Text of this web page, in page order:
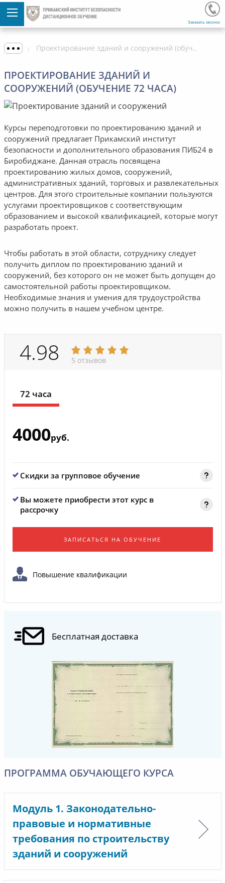
Заказать звонок
Проектирование зданий и сооружений (обучение 72 часа)
ПРОЕКТИРОВАНИЕ ЗДАНИЙ И
СООРУЖЕНИЙ (ОБУЧЕНИЕ 72 ЧАСА)
Курсы переподготовки по проектированию зданий и
сооружений предлагает Прикамский институт
безопасности и дополнительного образования ПИБ24 в
Биробиджане. Данная отрасль посвящена
проектированию жилых домов, сооружений,
административных зданий, торговых и развлекательных
центров. Для этого строительные компании пользуются
услугами проектировщиков с соответствующим
образованием и высокой квалификацией, которые могут
разработать проект.
Чтобы работать в этой области, сотруднику следует
получить диплом по проектированию зданий и
сооружений, без которого он не может быть допущен до
самостоятельной работы проектировщиком.
Необходимые знания и умения для трудоустройства
можно получить в нашем учебном центре.
4.98 5 отзывов
72 часа
4000руб.
Скидки за групповое обучение
Вы можете приобрести этот курс в
рассрочку
ЗАПИСАТЬСЯ НА ОБУЧЕНИЕ
Повышение квалификации
Бесплатная доставка
ПРОГРАММА ОБУЧАЮЩЕГО КУРСА
Модуль 1. Законодательно-
правовые и нормативные
требования по строительству
зданий и сооружений